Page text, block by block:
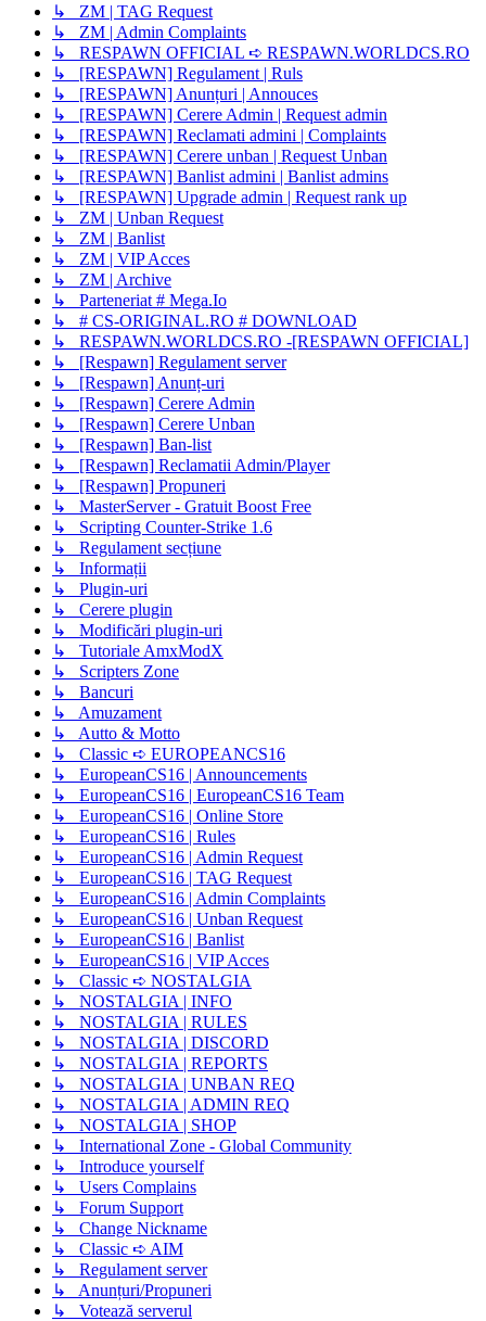
↳ ZM | TAG Request
↳ ZM | Admin Complaints
↳ RESPAWN OFFICIAL ➪ RESPAWN.WORLDCS.RO
↳ [RESPAWN] Regulament | Ruls
↳ [RESPAWN] Anunțuri | Annouces
↳ [RESPAWN] Cerere Admin | Request admin
↳ [RESPAWN] Reclamati admini | Complaints
↳ [RESPAWN] Cerere unban | Request Unban
↳ [RESPAWN] Banlist admini | Banlist admins
↳ [RESPAWN] Upgrade admin | Request rank up
↳ ZM | Unban Request
↳ ZM | Banlist
↳ ZM | VIP Acces
↳ ZM | Archive
↳ Parteneriat # Mega.Io
↳ # CS-ORIGINAL.RO # DOWNLOAD
↳ RESPAWN.WORLDCS.RO -[RESPAWN OFFICIAL]
↳ [Respawn] Regulament server
↳ [Respawn] Anunț-uri
↳ [Respawn] Cerere Admin
↳ [Respawn] Cerere Unban
↳ [Respawn] Ban-list
↳ [Respawn] Reclamatii Admin/Player
↳ [Respawn] Propuneri
↳ MasterServer - Gratuit Boost Free
↳ Scripting Counter-Strike 1.6
↳ Regulament secțiune
↳ Informații
↳ Plugin-uri
↳ Cerere plugin
↳ Modificări plugin-uri
↳ Tutoriale AmxModX
↳ Scripters Zone
↳ Bancuri
↳ Amuzament
↳ Autto & Motto
↳ Classic ➪ EUROPEANCS16
↳ EuropeanCS16 | Announcements
↳ EuropeanCS16 | EuropeanCS16 Team
↳ EuropeanCS16 | Online Store
↳ EuropeanCS16 | Rules
↳ EuropeanCS16 | Admin Request
↳ EuropeanCS16 | TAG Request
↳ EuropeanCS16 | Admin Complaints
↳ EuropeanCS16 | Unban Request
↳ EuropeanCS16 | Banlist
↳ EuropeanCS16 | VIP Acces
↳ Classic ➪ NOSTALGIA
↳ NOSTALGIA | INFO
↳ NOSTALGIA | RULES
↳ NOSTALGIA | DISCORD
↳ NOSTALGIA | REPORTS
↳ NOSTALGIA | UNBAN REQ
↳ NOSTALGIA | ADMIN REQ
↳ NOSTALGIA | SHOP
↳ International Zone - Global Community
↳ Introduce yourself
↳ Users Complains
↳ Forum Support
↳ Change Nickname
↳ Classic ➪ AIM
↳ Regulament server
↳ Anunțuri/Propuneri
↳ Votează serverul